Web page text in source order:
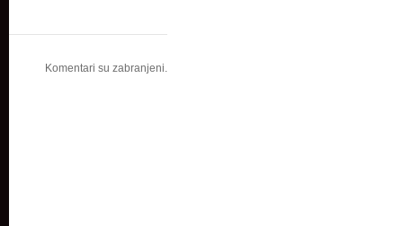
Komentari su zabranjeni.